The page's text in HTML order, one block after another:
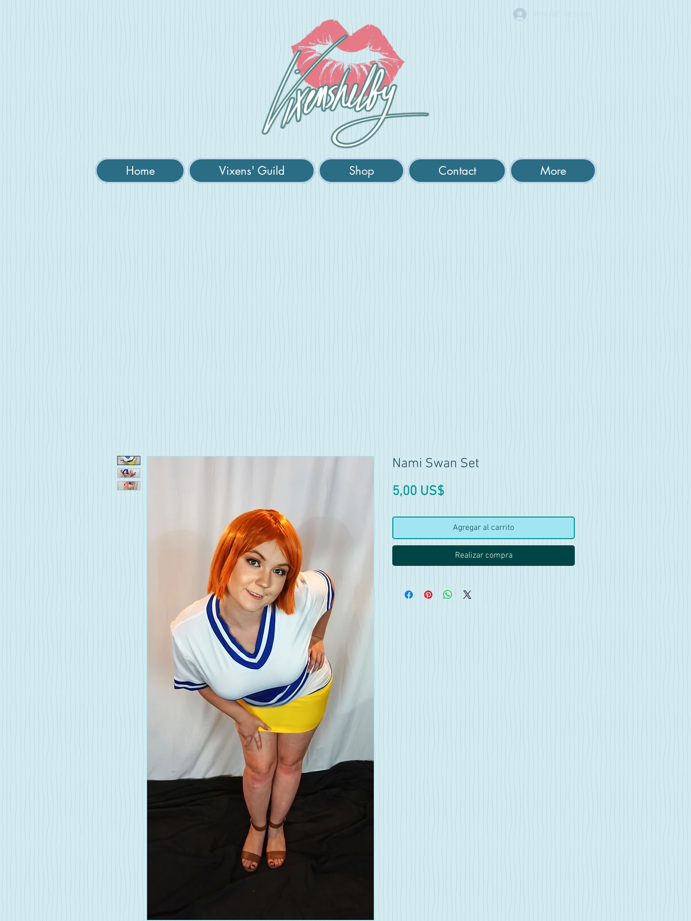
Home Vixens' Guild Shop Contact More
Nami Swan Set
5,00 US$Precio
Agregar al carrito
Realizar compra